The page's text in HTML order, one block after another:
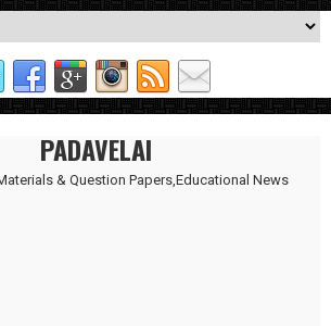
PADAVELAI
& Question Papers,Educational News